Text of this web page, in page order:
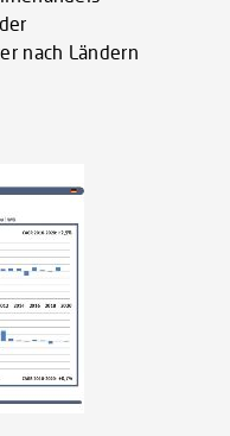
nach Ländern